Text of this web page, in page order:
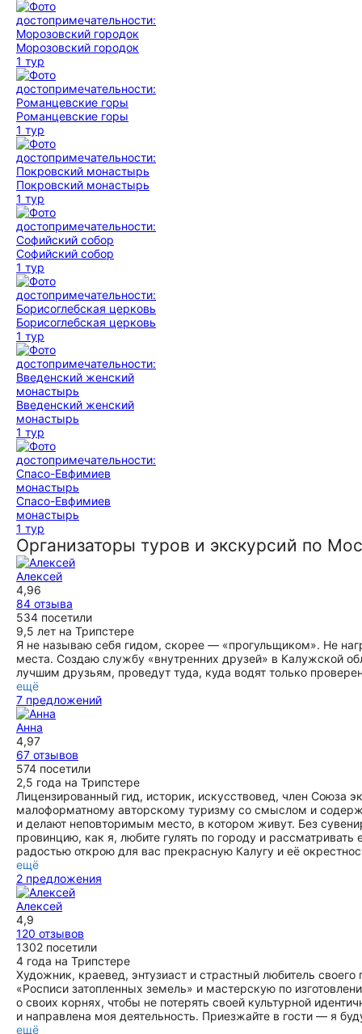
Морозовский городок
1 тур
Романцевские горы
1 тур
Покровский монастырь
1 тур
Софийский собор
1 тур
Борисоглебская церковь
1 тур
Введенский женский
монастырь
1 тур
Спасо-Евфимиев
монастырь
1 тур
Организаторы туров и экскурсий по
Алексей
4,96
84 отзыва
534 посетили
9,5 лет на Трипстере
Я не называю себя гидом, скорее — «прогульщиком». Не
места. Создаю службу «внутренних друзей» в Калужской
лучшим друзьям, проведут туда, куда водят только
ещё
7 предложений
Анна
4,97
67 отзывов
574 посетили
2,5 года на Трипстере
Лицензированный гид, историк, искусствовед, член Союза
малоформатному авторскому туризму со смыслом и
и делают неповторимым место, в котором живут. Без
провинцию, как я, любите гулять по городу и
радостью открою для вас прекрасную Калугу и её
ещё
2 предложения
Алексей
4,9
120 отзывов
1302 посетили
4 года на Трипстере
Художник, краевед, энтузиаст и страстный любитель
«Росписи затопленных земель» и мастерскую по
о своих корнях, чтобы не потерять своей культурной
и направлена моя деятельность. Приезжайте в гости — я
ещё